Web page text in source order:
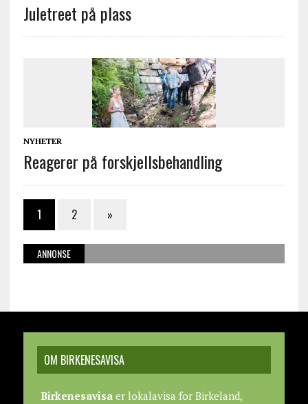
Juletreet på plass
NYHETER
Reagerer på forskjellsbehandling
1 2 »
ANNONSE
OM BIRKENESAVISA
Birkenesavisaer lokalavisa for Birkeland,